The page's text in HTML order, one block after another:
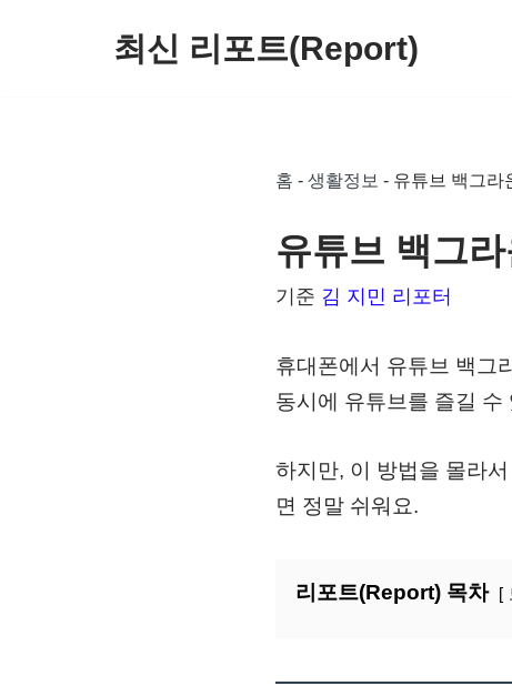
최신 리포트(Report)
홈 -생활정보 - 유튜브 백그라
유튜브 백그
기준 김 지민 리포터
휴대폰에서 유튜브 백그
동시에 유튜브를 즐길
하지만, 이 방법을 몰라
면 정말 쉬워요.
리포트(Report) 목차